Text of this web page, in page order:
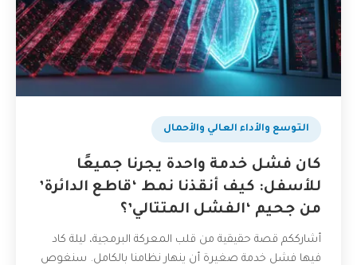
التوسع والأداء العالي والأحمال
كان فشل خدمة واحدة يجرنا جميعًا
للأسفل: كيف أنقذنا نمط ‘قاطع الدائرة’
من جحيم ‘الفشل المتتالي’؟
أشارككم قصة حقيقية من قلب المعركة البرمجية، ليلة كاد
فيها فشل خدمة صغيرة أن ينهار نظامنا بالكامل. سنغوص